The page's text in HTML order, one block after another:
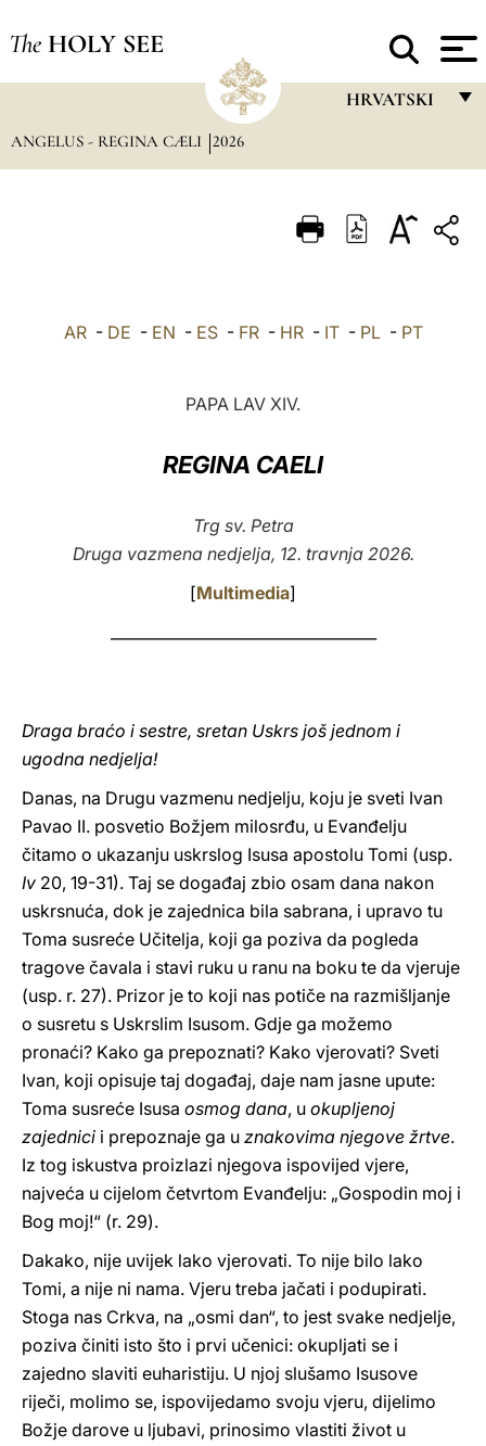
The HOLY SEE
HRVATSKI
ITALIANO
ANGELUS - REGINA CÆLI 2026
AR- DE - EN - ES- FR- HR- IT- PL- PT
PAPA LAV XIV.
REGINA CAELI
Trg sv. Petra
Druga vazmena nedjelja, 12. travnja 2026.
[Multimedia]
Draga braćo i sestre, sretan Uskrs još jednom i
ugodna nedjelja!
Danas, na Drugu vazmenu nedjelju, koju je sveti Ivan
Pavao II. posvetio Božjem milosrđu, u Evanđelju
čitamo o ukazanju uskrslog Isusa apostolu Tomi (usp.
Iv 20, 19-31). Taj se događaj zbio osam dana nakon
uskrsnuća, dok je zajednica bila sabrana, i upravo tu
Toma susreće Učitelja, koji ga poziva da pogleda
tragove čavala i stavi ruku u ranu na boku te da vjeruje
(usp. r. 27). Prizor je to koji nas potiče na razmišljanje
o susretu s Uskrslim Isusom. Gdje ga možemo
pronaći? Kako ga prepoznati? Kako vjerovati? Sveti
Ivan, koji opisuje taj događaj, daje nam jasne upute:
Toma susreće Isusa osmog dana, u okupljenoj
zajednici i prepoznaje ga u znakovima njegove žrtve.
Iz tog iskustva proizlazi njegova ispovijed vjere,
najveća u cijelom četvrtom Evanđelju: „Gospodin moj i
Bog moj!“ (r. 29).
Dakako, nije uvijek lako vjerovati. To nije bilo lako
Tomi, a nije ni nama. Vjeru treba jačati i podupirati.
Stoga nas Crkva, na „osmi dan“, to jest svake nedjelje,
poziva činiti isto što i prvi učenici: okupljati se i
zajedno slaviti euharistiju. U njoj slušamo Isusove
riječi, molimo se, ispovijedamo svoju vjeru, dijelimo
Božje darove u ljubavi, prinosimo vlastiti život u